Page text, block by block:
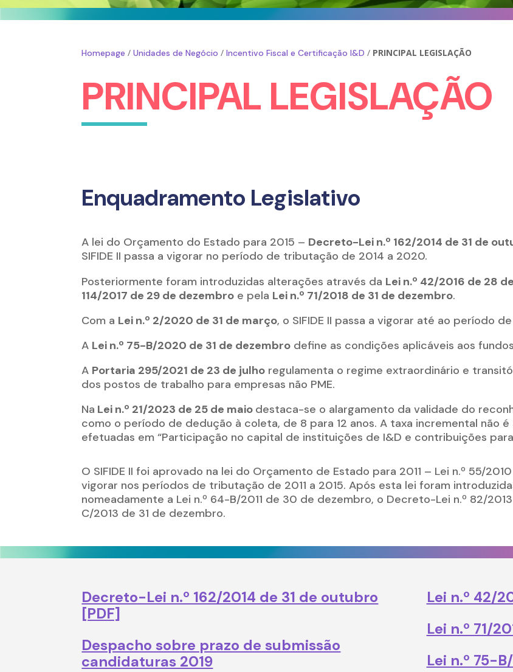
Homepage /Unidades de Negócio /Incentivo Fiscal e Certificação I&D / PRINCIPAL LEGISLAÇÃO
PRINCIPAL LEGISLAÇÃO
Enquadramento Legislativo
A lei do Orçamento do Estado para 2015 – Decreto-Lei n.º 162/2014 de 31 de
SIFIDE II passa a vigorar no período de tributação de 2014 a 2020.
Posteriormente foram introduzidas alterações através da Lei n.º 42/2016 de 28
114/2017 de 29 de dezembro e pela Lei n.º 71/2018 de 31 de dezembro.
Com a Lei n.º 2/2020 de 31 de março, o SIFIDE II passa a vigorar até ao período
A Lei n.º 75-B/2020 de 31 de dezembro define as condições aplicáveis aos
A Portaria 295/2021 de 23 de julho regulamenta o regime extraordinário e
dos postos de trabalho para empresas não PME.
Na Lei n.º 21/2023 de 25 de maio destaca-se o alargamento da validade do
como o período de dedução à coleta, de 8 para 12 anos. A taxa incremental não
efetuadas em “Participação no capital de instituições de I&D e contribuições
O SIFIDE II foi aprovado na lei do Orçamento de Estado para 2011 – Lei n.º 55/
vigorar nos períodos de tributação de 2011 a 2015. Após esta lei foram
nomeadamente a Lei n.º 64-B/2011 de 30 de dezembro, o Decreto-Lei n.º 82/
C/2013 de 31 de dezembro.
Decreto-Lei n.º 162/2014 de 31 de outubro
[PDF]
Despacho sobre prazo de submissão
candidaturas 2019
Lei n.º 42/
Lei n.º 71/
Lei n.º 75-